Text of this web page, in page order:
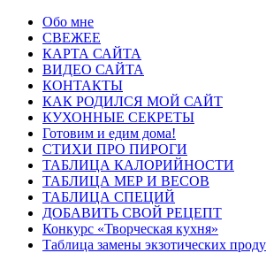
Обо мне
СВЕЖЕЕ
КАРТА САЙТА
ВИДЕО САЙТА
КОНТАКТЫ
КАК РОДИЛСЯ МОЙ САЙТ
КУХОННЫЕ СЕКРЕТЫ
Готовим и едим дома!
СТИХИ ПРО ПИРОГИ
ТАБЛИЦА КАЛОРИЙНОСТИ
ТАБЛИЦА МЕР И ВЕСОВ
ТАБЛИЦА СПЕЦИЙ
ДОБАВИТЬ СВОЙ РЕЦЕПТ
Конкурс «Творческая кухня»
Таблица замены экзотических